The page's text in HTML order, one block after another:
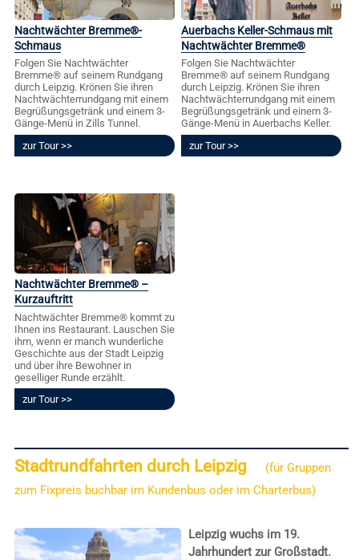
Nachtwächter Bremme®-
Schmaus
Folgen Sie Nachtwächter
Bremme® auf seinem Rundgang
durch Leipzig. Krönen Sie ihren
Nachtwächterrundgang mit einem
Begrüßungsgetränk und einem 3-
Gänge-Menü in Zills Tunnel.
zur Tour
Auerbachs Keller-Schmaus mit
Nachtwächter Bremme®
Folgen Sie Nachtwächter
Bremme® auf seinem Rundgang
durch Leipzig. Krönen Sie ihren
Nachtwächterrundgang mit einem
Begrüßungsgetränk und einem 3-
Gänge-Menü in Auerbachs Keller.
zur Tour
Nachtwächter Bremme® –
Kurzauftritt
Nachtwächter Bremme® kommt zu
Ihnen ins Restaurant. Lauschen Sie
ihm, wenn er manch wunderliche
Geschichte aus der Stadt Leipzig
und über ihre Bewohner in
geselliger Runde erzählt.
zur Tour
Stadtrundfahrten durch Leipzig
(für Gruppen
zum Fixpreis buchbar im Kundenbus oder im Charterbus)
Leipzig wuchs im 19.
Jahrhundert zur Großstadt.